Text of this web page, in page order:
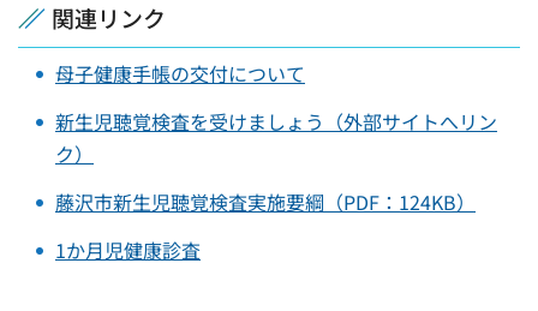
関連リンク
母子健康手帳の交付について
新生児聴覚検査を受けましょう（外部サイトへリン
ク）
藤沢市新生児聴覚検査実施要綱（PDF：124KB）
1か月児健康診査